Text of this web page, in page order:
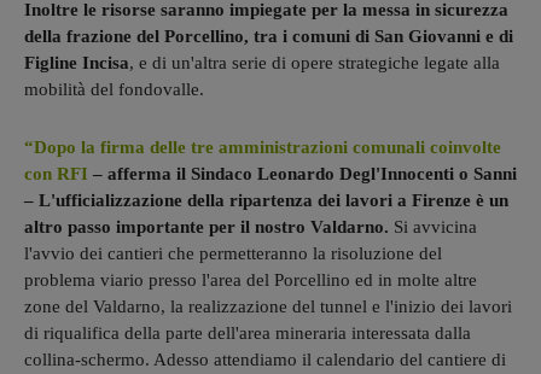
Inoltre le risorse saranno impiegate per la messa in sicurezza
della frazione del Porcellino, tra i comuni di San Giovanni e di
Figline Incisa, e di un'altra serie di opere strategiche legate alla
mobilità del fondovalle.
“Dopo la firma delle tre amministrazioni comunali coinvolte
con RFI – afferma il Sindaco Leonardo Degl'Innocenti o Sanni
– L'ufficializzazione della ripartenza dei lavori a Firenze è un
altro passo importante per il nostro Valdarno. Si avvicina
l'avvio dei cantieri che permetteranno la risoluzione del
problema viario presso l'area del Porcellino ed in molte altre
zone del Valdarno, la realizzazione del tunnel e l'inizio dei lavori
di riqualifica della parte dell'area mineraria interessata dalla
collina-schermo. Adesso attendiamo il calendario del cantiere di